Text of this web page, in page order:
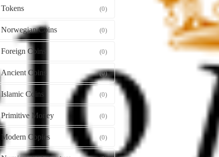
Tokens (0)
Norwegian Coins (0)
Foreign Coins (0)
Ancient Coins (0)
Islamic Coins (0)
Primitive Money (0)
Modern Copies (0)